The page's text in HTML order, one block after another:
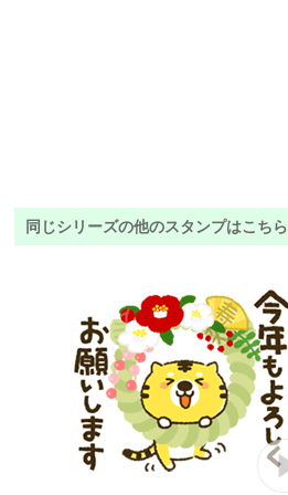
同じシリーズの他のスタンプはこちら